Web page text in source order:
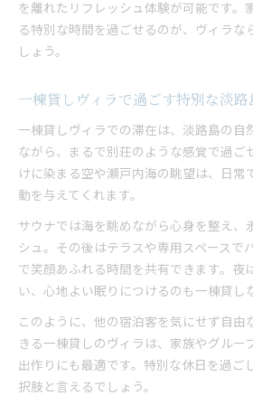
を離れたリフレッシュ体験が可能です。
る特別な時間を過ごせるのが、ヴィラな
しょう。
一棟貸しヴィラで過ごす特別な淡路
一棟貸しヴィラでの滞在は、淡路島の自
ながら、まるで別荘のような感覚で過ご
けに染まる空や瀬戸内海の眺望は、日常
動を与えてくれます。
サウナでは海を眺めながら心身を整え、
シュ。その後はテラスや専用スペースで
で笑顔あふれる時間を共有できます。夜
い、心地よい眠りにつけるのも一棟貸し
このように、他の宿泊客を気にせず自由
きる一棟貸しのヴィラは、家族やグルー
出作りにも最適です。特別な休日を過ご
択肢と言えるでしょう。